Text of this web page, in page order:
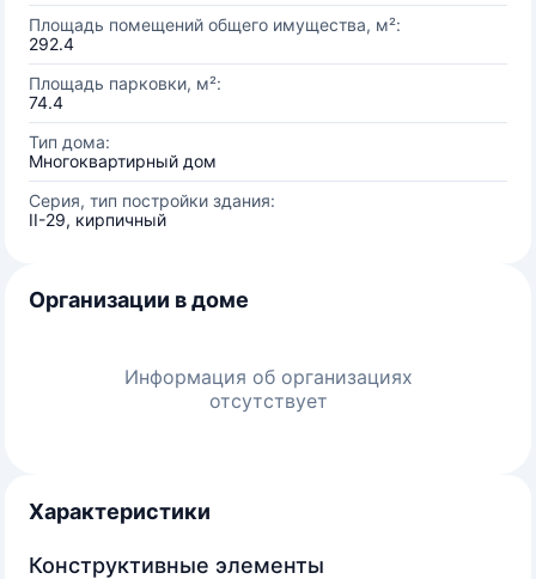
Площадь помещений общего имущества, м²:
292.4
Площадь парковки, м²:
74.4
Тип дома:
Многоквартирный дом
Серия, тип постройки здания:
II-29, кирпичный
Организации в доме
Информация об организациях
отсутствует
Характеристики
Конструктивные элементы